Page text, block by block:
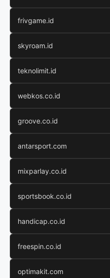
frivgame.id
skyroam.id
teknolimit.id
webkos.co.id
groove.co.id
antarsport.com
mixparlay.co.id
sportsbook.co.id
handicap.co.id
freespin.co.id
optimakit.com